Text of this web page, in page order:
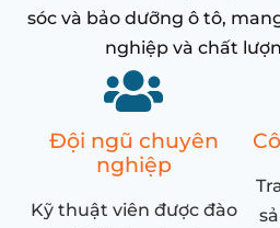
sóc và bảo dưỡng ô tô,
nghiệp và chất
Đội ngũ chuyên
nghiệp
Kỹ thuật viên được đào